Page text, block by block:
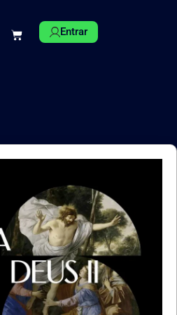
Entrar